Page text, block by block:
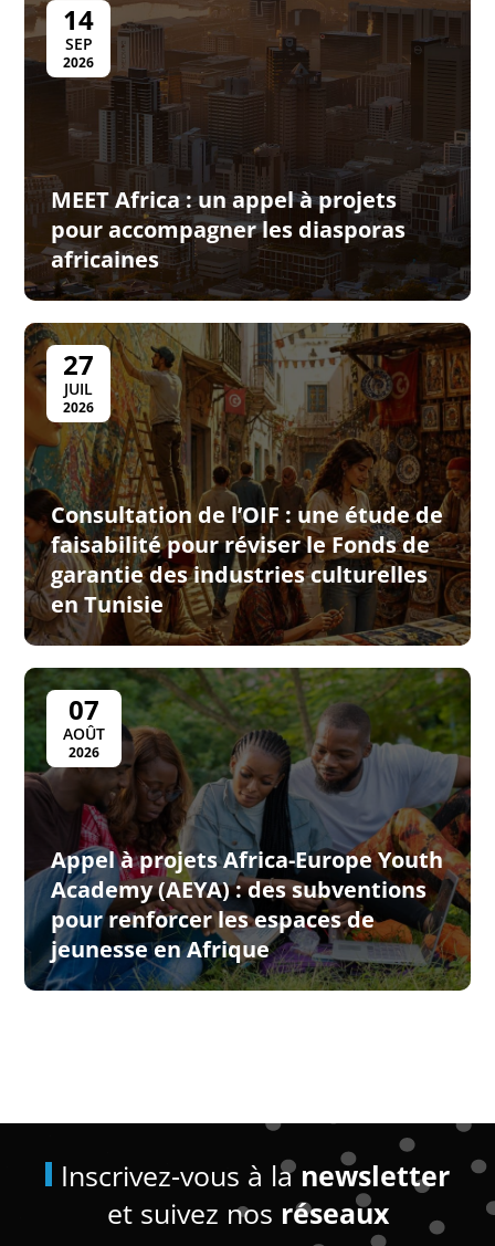
14
SEP
2026
MEET Africa : un appel à projets
pour accompagner les diasporas
africaines
27
JUIL
2026
Consultation de l’OIF : une étude de
faisabilité pour réviser le Fonds de
garantie des industries culturelles
en Tunisie
07
AOÛT
2026
Appel à projets Africa-Europe Youth
Academy (AEYA) : des subventions
pour renforcer les espaces de
jeunesse en Afrique
Inscrivez-vous à lanewsletter
et suivez nos réseaux